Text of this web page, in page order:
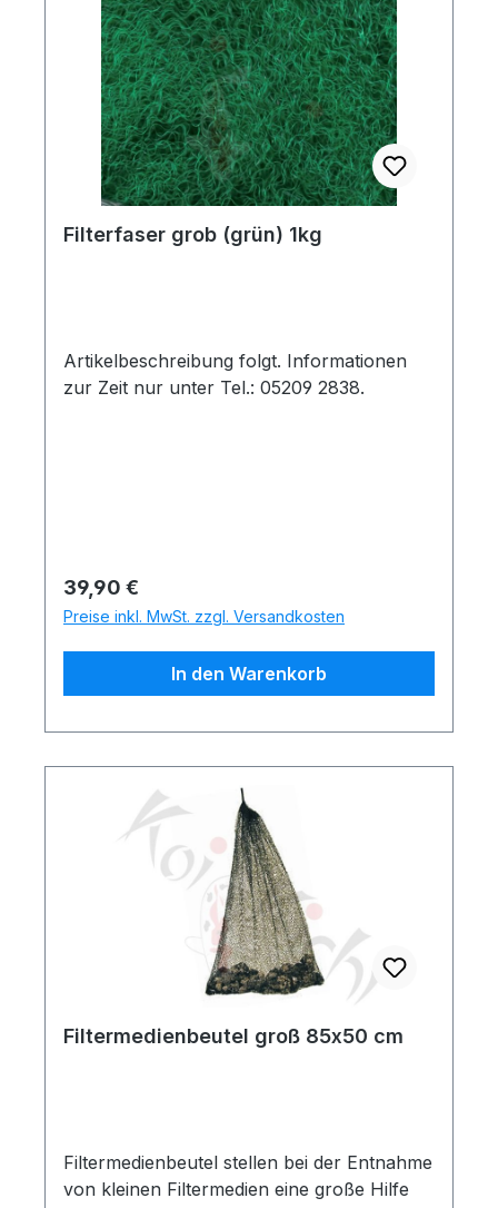
Filterfaser grob (grün) 1kg
Artikelbeschreibung folgt. Informationen
zur Zeit nur unter Tel.: 05209 2838.
Regulärer Preis:
39,90 €
Preise inkl. MwSt. zzgl. Versandkosten
In den Warenkorb
Filtermedienbeutel groß 85x50 cm
Filtermedienbeutel stellen bei der Entnahme
von kleinen Filtermedien eine große Hilfe